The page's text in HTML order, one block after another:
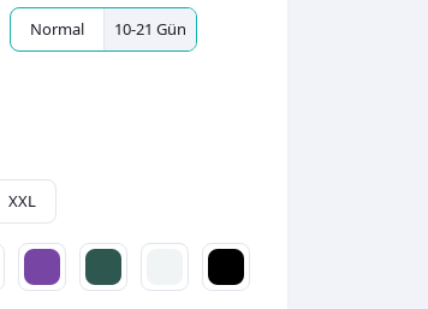
Normal 10-21 Gün
XXL